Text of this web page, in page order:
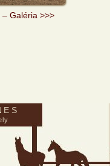
Galéria >>>